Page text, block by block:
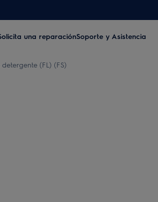
una reparaciónSoporte y Asistencia
(FL) (FS)